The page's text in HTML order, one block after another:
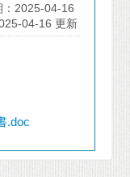
：2025-04-16
04-16 更新
.doc